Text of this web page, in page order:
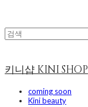
키니샵 KINI SHOP
coming soon
Kini beauty